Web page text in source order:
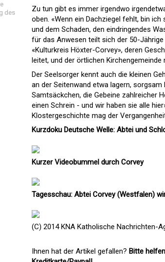
des
Zu tun gibt es immer irgendwo
oben. «Wenn ein Dachziegel fehlt, bin
und dem Schaden, den eindringendes
für das Anwesen teilt sich der 50-
«Kulturkreis Höxter-Corvey», deren
leitet, und der örtlichen
Der Seelsorger kennt auch die kleinen
an der Seitenwand etwa lagern,
Samtsäckchen, die Gebeine zahlreicher
einen Schrein - und wir haben sie alle
Klostergeschichte mag der
Kurzdoku Deutsche Welle: Abtei und
Kurzer Videobummel durch Corvey
Tagesschau: Abtei Corvey (Westfalen)
(C) 2014 KNA Katholische Nachrichten-
Ihnen hat der Artikel gefallen? Bitte